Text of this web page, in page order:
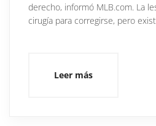
derecho, informó MLB.com. La
cirugía para corregirse, pero
Leer más